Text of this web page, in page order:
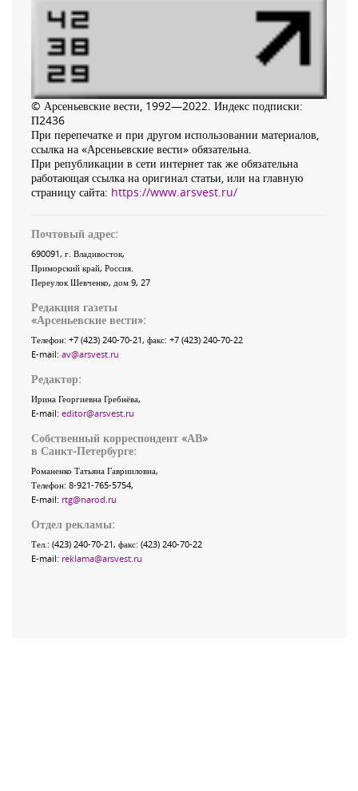
© Арсеньевские вести, 1992—2022. Индекс подписки:
П2436
При перепечатке и при другом использовании материалов,
ссылка на «Арсеньевские вести» обязательна.
При републикации в сети интернет так же обязательна
работающая ссылка на оригинал статьи, или на главную
страницу сайта: https://www.arsvest.ru/
Почтовый адрес:
690091, г. Владивосток,
Приморский край, Россия
Переулок Шевченко, дом 9, 27
Редакция газеты
«Арсеньевские вести»:
Телефон: +7 (423) 240-70-21, факс: +7 (423) 240-70-22
E-mail: av@arsvest.ru
Редактор:
Ирина Георгиевна Гребнёва,
E-mail: editor@arsvest.ru
Собственный корреспондент «АВ»
в Санкт-Петербурге:
Романенко Татьяна Гаврииловна,
Телефон: 8-921-765-5754,
E-mail: rtg@narod.ru
Отдел рекламы:
Тел.: (423) 240-70-21, факс: (423) 240-70-22
E-mail: reklama@arsvest.ru